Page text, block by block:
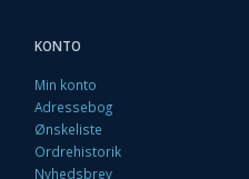
KONTO
Min konto
Adressebog
Ønskeliste
Ordrehistorik
Nyhedsbrev